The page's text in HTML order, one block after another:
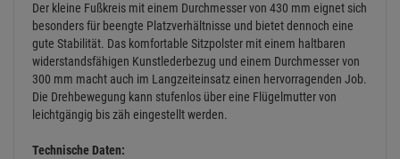
Der kleine Fußkreis mit einem Durchmesser von 430 mm eignet sich
besonders für beengte Platzverhältnisse und bietet dennoch eine
gute Stabilität. Das komfortable Sitzpolster mit einem haltbaren
widerstandsfähigen Kunstlederbezug und einem Durchmesser von
300 mm macht auch im Langzeiteinsatz einen hervorragenden Job.
Die Drehbewegung kann stufenlos über eine Flügelmutter von
leichtgängig bis zäh eingestellt werden.
Technische Daten: